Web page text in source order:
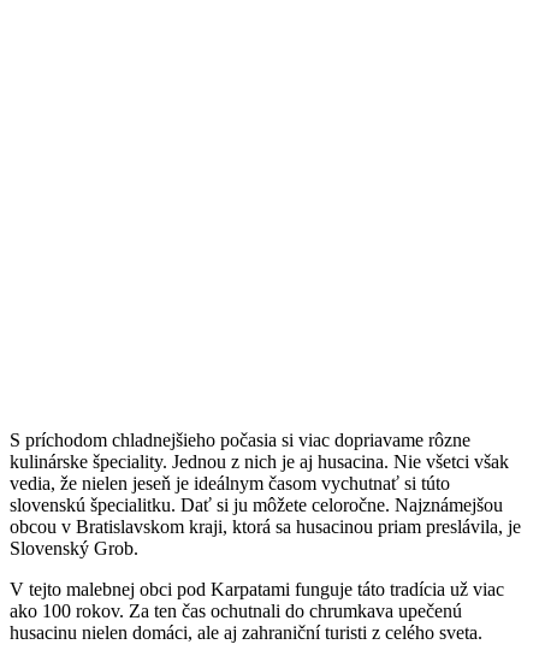
S príchodom chladnejšieho počasia si viac dopriavame rôzne
kulinárske špeciality. Jednou z nich je aj husacina. Nie všetci však
vedia, že nielen jeseň je ideálnym časom vychutnať si túto
slovenskú špecialitku. Dať si ju môžete celoročne. Najznámejšou
obcou v Bratislavskom kraji, ktorá sa husacinou priam preslávila, je
Slovenský Grob.
V tejto malebnej obci pod Karpatami funguje táto tradícia už viac
ako 100 rokov. Za ten čas ochutnali do chrumkava upečenú
husacinu nielen domáci, ale aj zahraniční turisti z celého sveta.